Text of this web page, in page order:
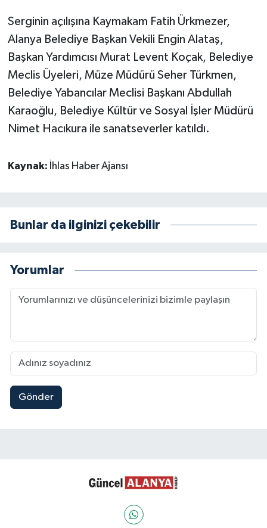
Serginin açılışına Kaymakam Fatih Ürkmezer,
Alanya Belediye Başkan Vekili Engin Alataş,
Başkan Yardımcısı Murat Levent Koçak, Belediye
Meclis Üyeleri, Müze Müdürü Seher Türkmen,
Belediye Yabancılar Meclisi Başkanı Abdullah
Karaoğlu, Belediye Kültür ve Sosyal İşler Müdürü
Nimet Hacıkura ile sanatseverler katıldı.
Kaynak: İhlas Haber Ajansı
Bunlar da ilginizi çekebilir
Yorumlar
Gönder